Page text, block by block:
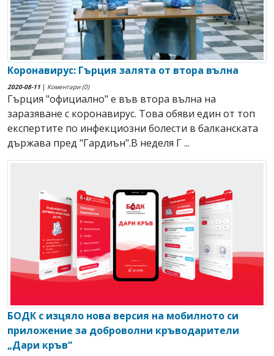
Коронавирус: Гърция залята от втора вълна
2020-08-11 | Коментари (0)
Гърция "официално" е във втора вълна на
заразяване с коронавирус. Това обяви един от топ
експертите по инфекциозни болести в балканската
държава пред "Гардиън".В неделя Г ...
БОДК с изцяло нова версия на мобилното си
приложение за доброволни кръводарители
„Дари кръв“